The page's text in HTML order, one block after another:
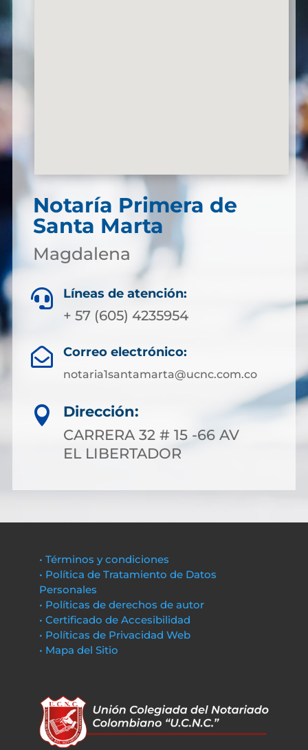
Notaría Primera de
Santa Marta
Magdalena
 Líneas de atención:
+ 57 (605) 4235954
 Correo electrónico:
notaria1santamarta@ucnc.com.co

Dirección:
CARRERA 32 # 15 -66 AV
EL LIBERTADOR
• Términos y condiciones
• Política de Tratamiento de Datos
Personales
• Políticas de derechos de autor
• Certificado de Accesibilidad
• Políticas de Privacidad Web
• Mapa del Sitio